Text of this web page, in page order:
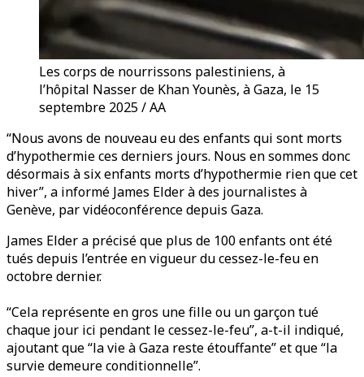
Les corps de nourrissons palestiniens, à
l’hôpital Nasser de Khan Younès, à Gaza, le 15
septembre 2025 / AA
“Nous avons de nouveau eu des enfants qui sont morts
d’hypothermie ces derniers jours. Nous en sommes donc
désormais à six enfants morts d’hypothermie rien que cet
hiver”, a informé James Elder à des journalistes à
Genève, par vidéoconférence depuis Gaza.
James Elder a précisé que plus de 100 enfants ont été
tués depuis l’entrée en vigueur du cessez-le-feu en
octobre dernier.
“Cela représente en gros une fille ou un garçon tué
chaque jour ici pendant le cessez-le-feu”, a-t-il indiqué,
ajoutant que “la vie à Gaza reste étouffante” et que “la
survie demeure conditionnelle”.